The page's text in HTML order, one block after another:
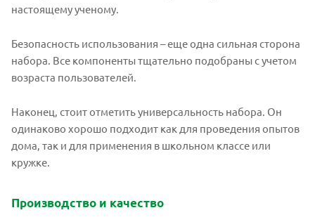
настоящему ученому.
Безопасность использования – еще одна сильная сторона
набора. Все компоненты тщательно подобраны с учетом
возраста пользователей.
Наконец, стоит отметить универсальность набора. Он
одинаково хорошо подходит как для проведения опытов
дома, так и для применения в школьном классе или
кружке.
Производство и качество